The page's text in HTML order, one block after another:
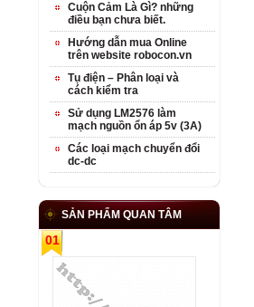
Cuộn Cảm Là Gì? những
điều bạn chưa biết.
Hướng dẫn mua Online
trên website robocon.vn
Tụ điện – Phân loại và
cách kiểm tra
Sử dụng LM2576 làm
mạch nguồn ổn áp 5v (3A)
Các loại mạch chuyển đổi
dc-dc
SẢN PHẨM QUAN TÂM
01